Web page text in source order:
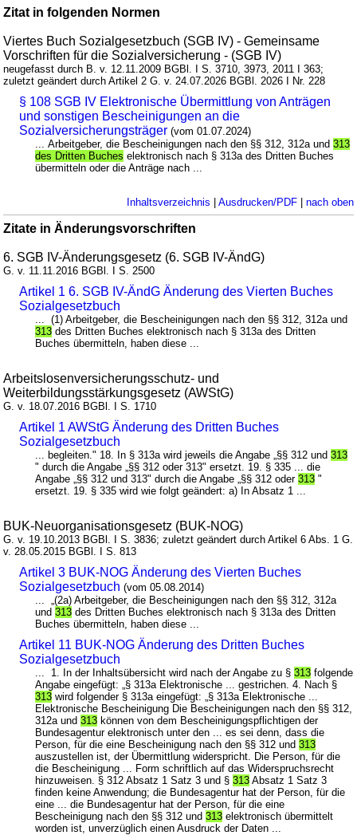
Zitat in folgenden Normen
Viertes Buch Sozialgesetzbuch (SGB IV) - Gemeinsame
Vorschriften für die Sozialversicherung - (SGB IV)
neugefasst durch B. v. 12.11.2009 BGBl. I S. 3710, 3973, 2011 I 363;
zuletzt geändert durch Artikel 2 G. v. 24.07.2026 BGBl. 2026 I Nr. 228
§ 108 SGB IV Elektronische Übermittlung von Anträgen
und sonstigen Bescheinigungen an die
Sozialversicherungsträger (vom 01.07.2024)
... Arbeitgeber, die Bescheinigungen nach den §§ 312, 312a und313
des Dritten Buches elektronisch nach § 313a des Dritten Buches
übermitteln oder die Anträge nach ...
Inhaltsverzeichnis | Ausdrucken/PDF| nach oben
Zitate in Änderungsvorschriften
6. SGB IV-Änderungsgesetz (6. SGB IV-ÄndG)
G. v. 11.11.2016 BGBl. I S. 2500
Artikel 1 6. SGB IV-ÄndG Änderung des Vierten Buches
Sozialgesetzbuch
... (1) Arbeitgeber, die Bescheinigungen nach den §§ 312, 312a und
313 des Dritten Buches elektronisch nach § 313a des Dritten
Buches übermitteln, haben diese ...
Arbeitslosenversicherungsschutz- und
Weiterbildungsstärkungsgesetz (AWStG)
G. v. 18.07.2016 BGBl. I S. 1710
Artikel 1 AWStG Änderung des Dritten Buches
Sozialgesetzbuch
... begleiten." 18. In § 313a wird jeweils die Angabe „§§ 312 und313
" durch die Angabe „§§ 312 oder 313" ersetzt. 19. § 335 ... die
Angabe „§§ 312 und 313" durch die Angabe „§§ 312 oder313 "
ersetzt. 19. § 335 wird wie folgt geändert: a) In Absatz 1 ...
BUK-Neuorganisationsgesetz (BUK-NOG)
G. v. 19.10.2013 BGBl. I S. 3836; zuletzt geändert durch Artikel 6 Abs. 1 G.
v. 28.05.2015 BGBl. I S. 813
Artikel 3 BUK-NOG Änderung des Vierten Buches
Sozialgesetzbuch (vom 05.08.2014)
... „(2a) Arbeitgeber, die Bescheinigungen nach den §§ 312, 312a
und313 des Dritten Buches elektronisch nach § 313a des Dritten
Buches übermitteln, haben diese ...
Artikel 11 BUK-NOG Änderung des Dritten Buches
Sozialgesetzbuch
... 1. In der Inhaltsübersicht wird nach der Angabe zu §313 folgende
Angabe eingefügt: „§ 313a Elektronische ... gestrichen. 4. Nach §
313 wird folgender § 313a eingefügt: „§ 313a Elektronische ...
Elektronische Bescheinigung Die Bescheinigungen nach den §§ 312,
312a und313 können von dem Bescheinigungspflichtigen der
Bundesagentur elektronisch unter den ... es sei denn, dass die
Person, für die eine Bescheinigung nach den §§ 312 und313
auszustellen ist, der Übermittlung widerspricht. Die Person, für die
die Bescheinigung ... Form schriftlich auf das Widerspruchsrecht
hinzuweisen. § 312 Absatz 1 Satz 3 und §313 Absatz 1 Satz 3
finden keine Anwendung; die Bundesagentur hat der Person, für die
eine ... die Bundesagentur hat der Person, für die eine
Bescheinigung nach den §§ 312 und313 elektronisch übermittelt
worden ist, unverzüglich einen Ausdruck der Daten ...